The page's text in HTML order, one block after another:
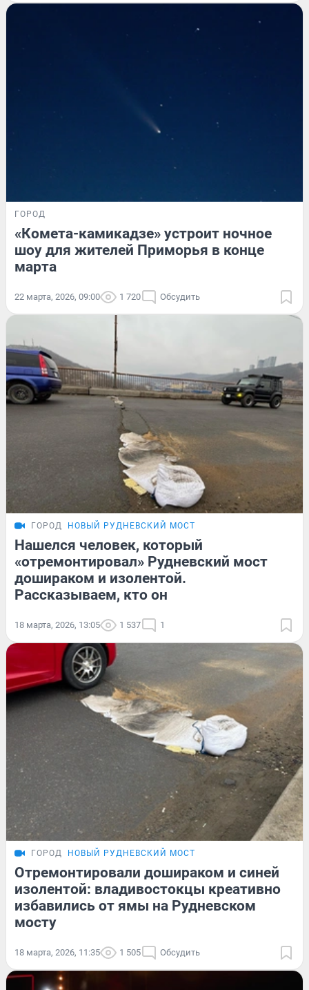
ГОРОД
«Комета-камикадзе» устроит ночное
шоу для жителей Приморья в конце
марта
22 марта, 2026, 09:00 1 720 Обсудить
ГОРОД НОВЫЙ РУДНЕВСКИЙ МОСТ
Нашелся человек, который
«отремонтировал» Рудневский мост
дошираком и изолентой.
Рассказываем, кто он
18 марта, 2026, 13:05 1 537 1
ГОРОД НОВЫЙ РУДНЕВСКИЙ МОСТ
Отремонтировали дошираком и синей
изолентой: владивостокцы креативно
избавились от ямы на Рудневском
мосту
18 марта, 2026, 11:35 1 505 Обсудить